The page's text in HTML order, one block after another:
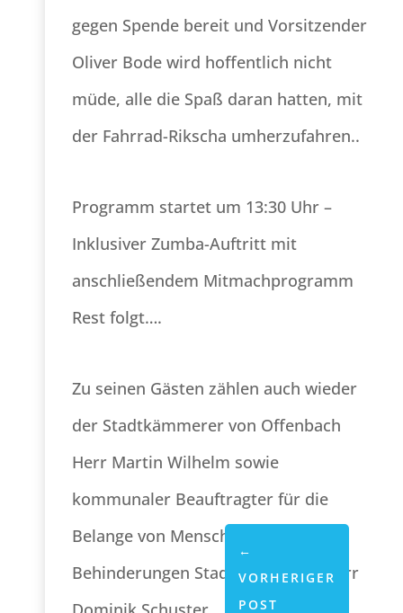
gegen Spende bereit und Vorsitzender
Oliver Bode wird hoffentlich nicht
müde, alle die Spaß daran hatten, mit
der Fahrrad-Rikscha umherzufahren..
Programm startet um 13:30 Uhr –
Inklusiver Zumba-Auftritt mit
anschließendem Mitmachprogramm
Rest folgt….
Zu seinen Gästen zählen auch wieder
der Stadtkämmerer von Offenbach
Herr Martin Wilhelm sowie
kommunaler Beauftragter für die
Belange von Menschen mit
Behinderungen Stadt Offenbach Herr
←
VORHERIGER
POST